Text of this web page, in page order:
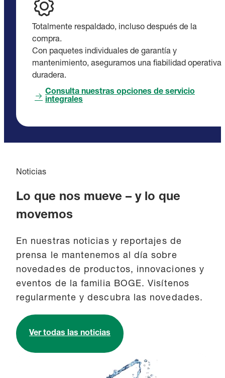
Totalmente respaldado, incluso después de la
compra.
Con paquetes individuales de garantía y
mantenimiento, aseguramos una fiabilidad operativa
duradera.
Consulta nuestras opciones de servicio
integrales
Noticias
Lo que nos mueve – y lo que
movemos
En nuestras noticias y reportajes de
prensa le mantenemos al día sobre
novedades de productos, innovaciones y
eventos de la familia BOGE. Visítenos
regularmente y descubra las novedades.
Ver todas las noticias